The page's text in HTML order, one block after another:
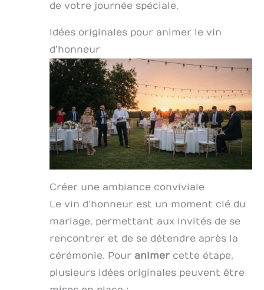
de votre journée spéciale.
Idées originales pour animer le vin
d’honneur
Créer une ambiance conviviale
Le vin d’honneur est un moment clé du
mariage, permettant aux invités de se
rencontrer et de se détendre après la
cérémonie. Pour animer cette étape,
plusieurs idées originales peuvent être